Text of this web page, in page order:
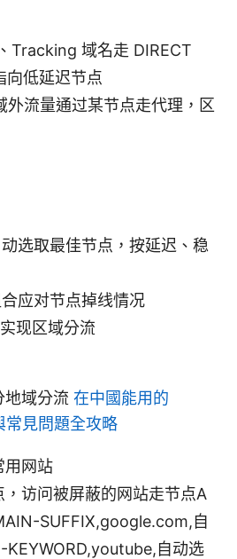
Tracking 域名走 DIRECT
向低延迟节点
外流量通过某节点走代理，区
选取最佳节点，按延迟、稳
应对节点掉线情况
现区域分流
地域分流 在中國能用的
常見問題全攻略
用网站
访问被屏蔽的网站走节点A
SUFFIX,google.com,自
KEYWORD,youtube,自动选